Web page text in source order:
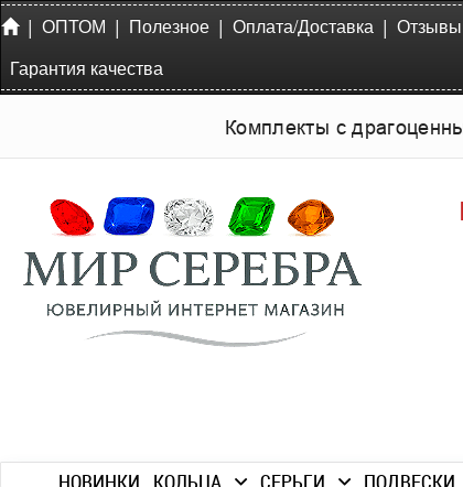
| ОПТОМ | Полезное | Оплата/Доставка | Отзывы
Гарантия качества
Комплекты с
НОВИНКИ КОЛЬЦА СЕРЬГИ ПОДВЕСКИ